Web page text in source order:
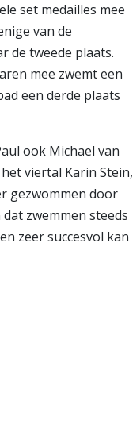
set medailles mee
van de
de tweede plaats.
mee zwemt een
een derde plaats
ook Michael van
viertal Karin Stein,
gezwommen door
zwemmen steeds
zeer succesvol kan